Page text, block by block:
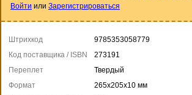
Войти или Зарегистрироваться
Штрихкод
9785353058779
Код поставщика / ISBN
273191
Переплет
Твердый
Формат
265x205x10 мм